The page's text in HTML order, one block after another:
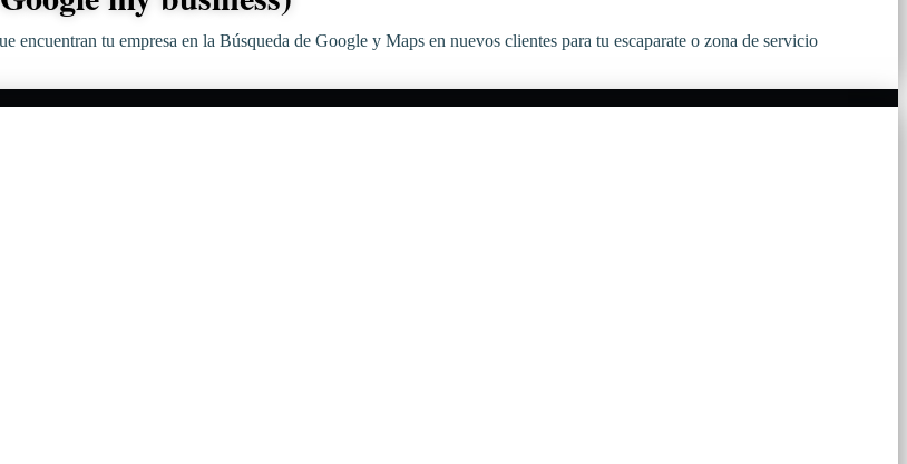
encuentran tu empresa en la Búsqueda de Google y Maps en nuevos clientes para tu escaparate o zona de servicio